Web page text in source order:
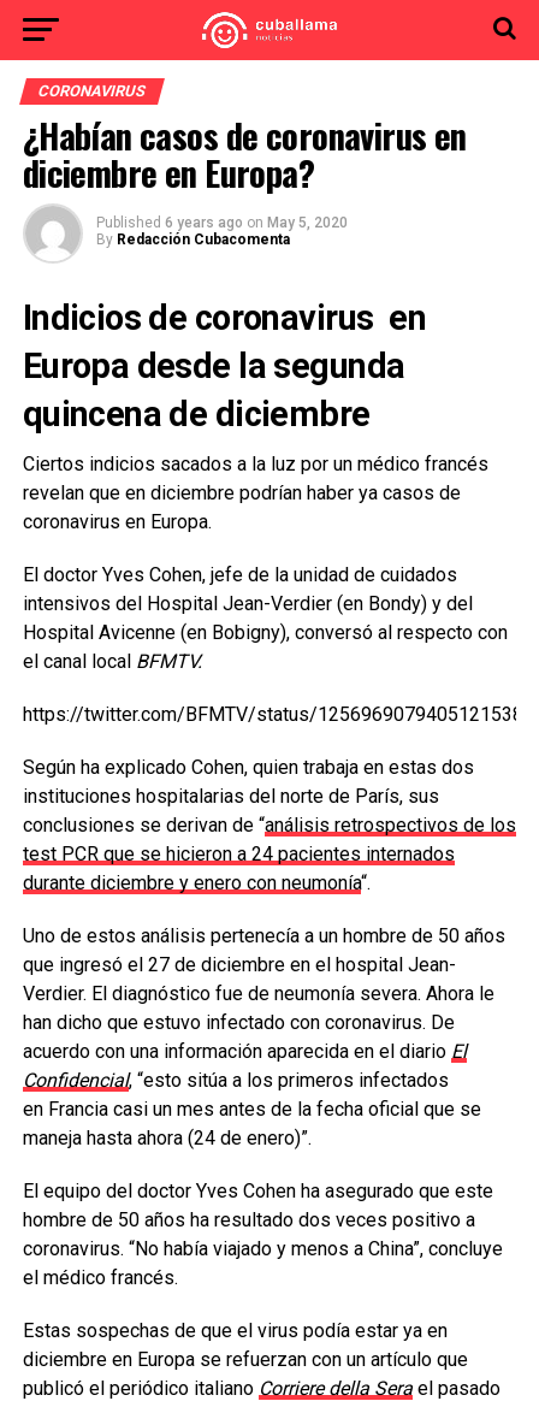
CORONAVIRUS
¿Habían casos de coronavirus en
diciembre en Europa?
Published 6 years ago on May 5, 2020
By Redacción Cubacomenta
Indicios de coronavirus en
Europa desde la segunda
quincena de diciembre
Ciertos indicios sacados a la luz por un médico francés
revelan que en diciembre podrían haber ya casos de
coronavirus en Europa.
El doctor Yves Cohen, jefe de la unidad de cuidados
intensivos del Hospital Jean-Verdier (en Bondy) y del
Hospital Avicenne (en Bobigny), conversó al respecto con
el canal local BFMTV.
https://twitter.com/BFMTV/status/1256969079405121538
Según ha explicado Cohen, quien trabaja en estas dos
instituciones hospitalarias del norte de París, sus
conclusiones se derivan de “análisis retrospectivos de los
test PCR que se hicieron a 24 pacientes internados
durante diciembre y enero con neumonía“.
Uno de estos análisis pertenecía a un hombre de 50 años
que ingresó el 27 de diciembre en el hospital Jean-
Verdier. El diagnóstico fue de neumonía severa. Ahora le
han dicho que estuvo infectado con coronavirus. De
acuerdo con una información aparecida en el diario El
Confidencial, “esto sitúa a los primeros infectados
en Francia casi un mes antes de la fecha oficial que se
maneja hasta ahora (24 de enero)”.
El equipo del doctor Yves Cohen ha asegurado que este
hombre de 50 años ha resultado dos veces positivo a
coronavirus. “No había viajado y menos a China”, concluye
el médico francés.
Estas sospechas de que el virus podía estar ya en
diciembre en Europa se refuerzan con un artículo que
publicó el periódico italiano Corriere della Serael pasado